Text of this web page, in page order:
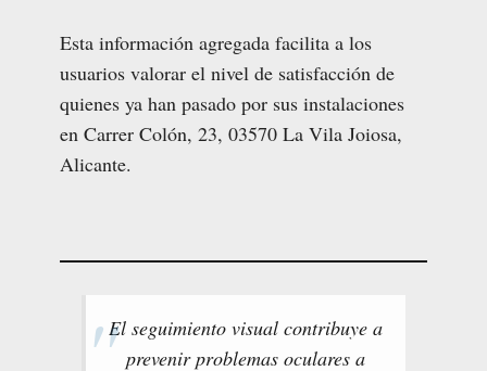
Esta información agregada facilita a los
usuarios valorar el nivel de satisfacción de
quienes ya han pasado por sus instalaciones
en Carrer Colón, 23, 03570 La Vila Joiosa,
Alicante.
El seguimiento visual contribuye a
prevenir problemas oculares a